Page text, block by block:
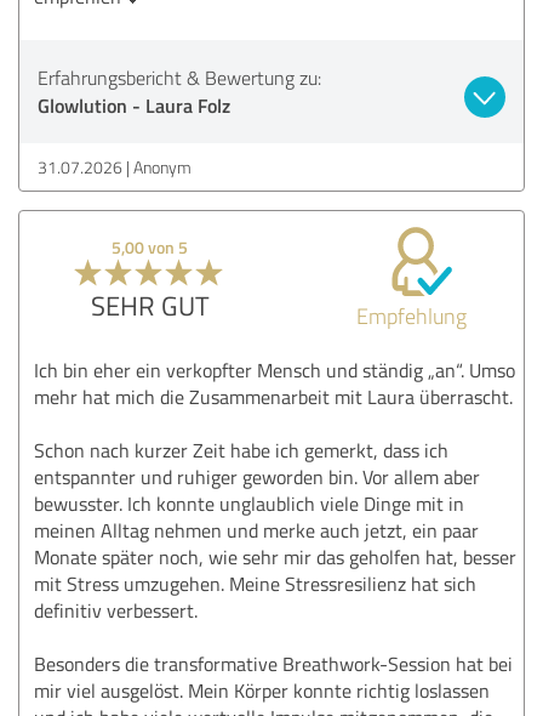
Erfahrungsbericht & Bewertung zu:
Glowlution - Laura Folz
31.07.2026 Anonym
5,00 von 5
SEHR GUT Empfehlung
Ich bin eher ein verkopfter Mensch und ständig „an“. Umso
mehr hat mich die Zusammenarbeit mit Laura überrascht.
Schon nach kurzer Zeit habe ich gemerkt, dass ich
entspannter und ruhiger geworden bin. Vor allem aber
bewusster. Ich konnte unglaublich viele Dinge mit in
meinen Alltag nehmen und merke auch jetzt, ein paar
Monate später noch, wie sehr mir das geholfen hat, besser
mit Stress umzugehen. Meine Stressresilienz hat sich
definitiv verbessert.
Besonders die transformative Breathwork-Session hat bei
mir viel ausgelöst. Mein Körper konnte richtig loslassen